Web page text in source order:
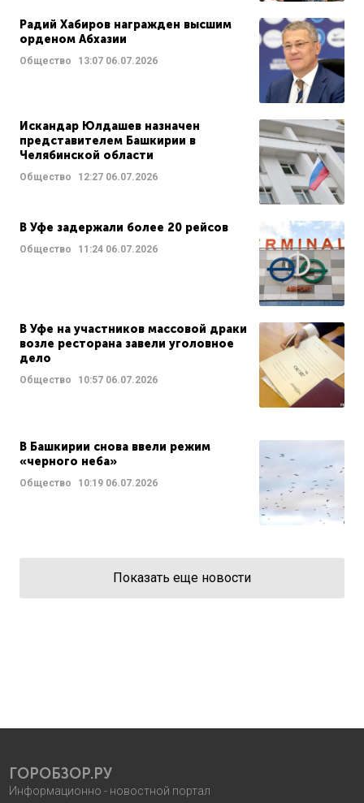
Радий Хабиров награжден высшим
орденом Абхазии
Общество 13:07 06.07.2026
Искандар Юлдашев назначен
представителем Башкирии в
Челябинской области
Общество 12:27 06.07.2026
В Уфе задержали более 20 рейсов
Общество 11:24 06.07.2026
В Уфе на участников массовой драки
возле ресторана завели уголовное
дело
Общество 10:57 06.07.2026
В Башкирии снова ввели режим
«черного неба»
Общество 10:19 06.07.2026
Показать еще новости
ГОРОБЗОР.РУ
Информационно - новостной портал